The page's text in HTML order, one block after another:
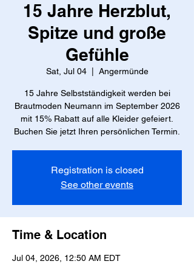
15 Jahre Herzblut,
Spitze und große
Gefühle
Sat, Jul 04
  |
Angermünde
15 Jahre Selbstständigkeit werden bei
Brautmoden Neumann im September 2026
mit 15% Rabatt auf alle Kleider gefeiert.
Buchen Sie jetzt Ihren persönlichen Termin.
Registration is closed
See other events
Time & Location
Jul 04, 2026, 12:50 AM EDT